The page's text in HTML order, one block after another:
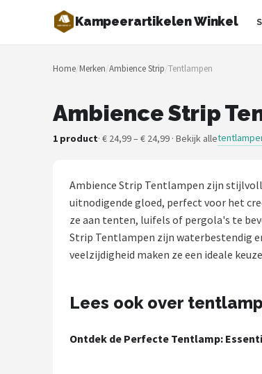
Kampeerartikelen Winkel
Zoeken
NAVIGATIE
Merken
Slaapzakken
Koelboxen
Home/Merken/Ambience Strip/Tentlampen
Ambience Strip
1 product· € 24,99 – € 24,99 · Bekijk alle
Ambience Strip Tentlampen zijn
uitnodigende gloed, perfect voor het
ze aan tenten, luifels of pergola's te
Strip Tentlampen zijn waterbestendig
veelzijdigheid maken ze een ideale
Lees ook over
Ontdek de Perfecte Tentlamp: